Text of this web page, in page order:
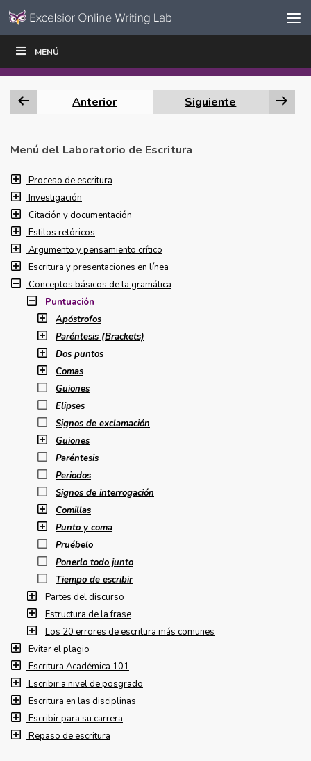
Ir al contenido
navegación
MENÚ
ESCRIBIR
Anterior Siguiente
Menú del Laboratorio de Escritura
Proceso de escritura
Investigación
Citación y documentación
Estilos retóricos
Argumento y pensamiento crítico
Escritura y presentaciones en línea
Conceptos básicos de la gramática
Puntuación
Apóstrofos
Paréntesis (Brackets)
Dos puntos
Comas
Guiones
Elipses
Signos de exclamación
Guiones
Paréntesis
Periodos
Signos de interrogación
Comillas
Punto y coma
Pruébelo
Ponerlo todo junto
Tiempo de escribir
Partes del discurso
Estructura de la frase
Los 20 errores de escritura más comunes
Evitar el plagio
Escritura Académica 101
Escribir a nivel de posgrado
Escritura en las disciplinas
Escribir para su carrera
Repaso de escritura